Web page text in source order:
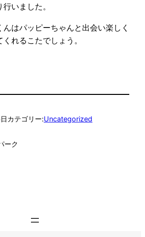
いました。
はパッピーちゃんと出会い楽しく
れるこたでしょう。
カテゴリー:Uncategorized
ーク